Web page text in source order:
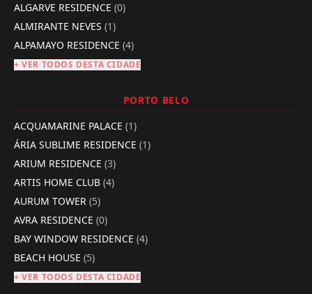
ALGARVE RESIDENCE (0)
ALMIRANTE NEVES (1)
ALPAMAYO RESIDENCE (4)
+ VER TODOS DESTA CIDADE
PORTO BELO
ACQUAMARINE PALACE (1)
ÁRIA SUBLIME RESIDENCE (1)
ARIUM RESIDENCE (3)
ARTIS HOME CLUB (4)
AURUM TOWER (5)
AVRA RESIDENCE (0)
BAY WINDOW RESIDENCE (4)
BEACH HOUSE (5)
+ VER TODOS DESTA CIDADE